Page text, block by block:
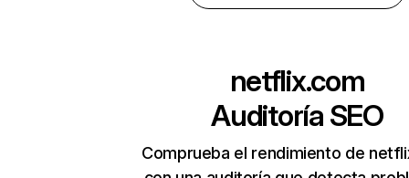
netflix.com
Auditoría SEO
Comprueba el rendimiento de